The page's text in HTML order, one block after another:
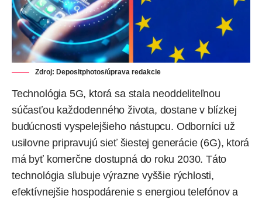
Zdroj: Depositphotos/úprava redakcie
Technológia 5G, ktorá sa stala neoddeliteľnou
súčasťou každodenného života, dostane v blízkej
budúcnosti vyspelejšieho nástupcu. Odborníci už
usilovne pripravujú sieť šiestej generácie (6G), ktorá
má byť komerčne dostupná do roku 2030. Táto
technológia sľubuje výrazne vyššie rýchlosti,
efektívnejšie hospodárenie s energiou telefónov a